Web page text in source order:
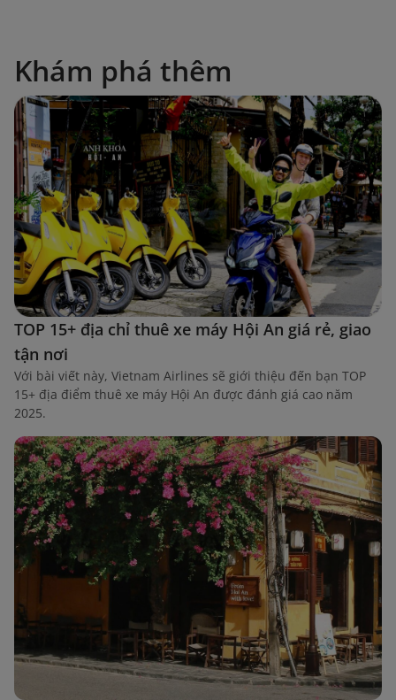
Khám phá thêm
TOP 15+ địa chỉ thuê xe máy Hội An giá rẻ, giao
tận nơi
Với bài viết này, Vietnam Airlines sẽ giới thiệu đến bạn TOP
15+ địa điểm thuê xe máy Hội An được đánh giá cao năm
2025.